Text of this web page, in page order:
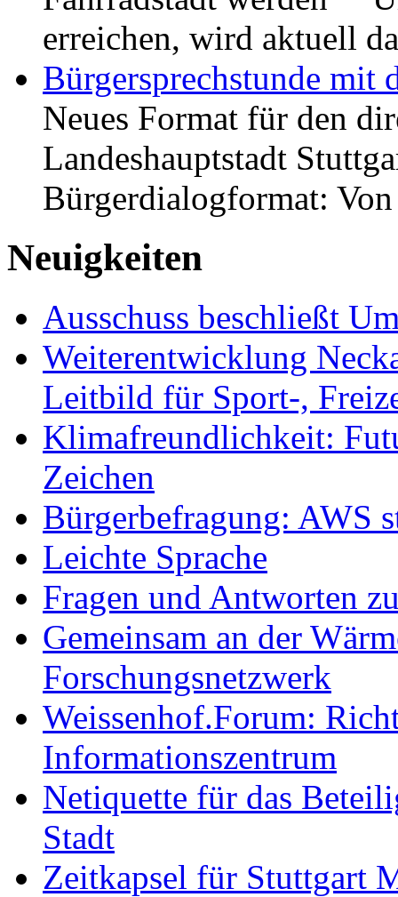
erreichen, wird aktuell
Bürgersprechstunde mit
Neues Format für den
Landeshauptstadt
Bürgerdialogformat:
Neuigkeiten
Ausschuss beschließt
Weiterentwicklung
Leitbild für Sport-,
Klimafreundlichkeit:
Zeichen
Bürgerbefragung: AWS
Leichte Sprache
Fragen und Antworten
Gemeinsam an der
Forschungsnetzwerk
Weissenhof.Forum:
Informationszentrum
Netiquette für das
Stadt
Zeitkapsel für Stuttgart